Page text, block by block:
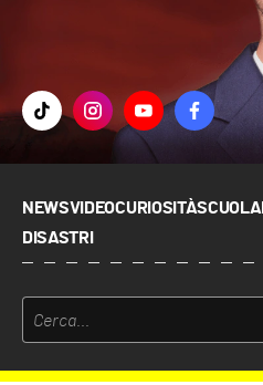
NEWSVIDEOCURIOSITÀSCUOLA
DISASTRI